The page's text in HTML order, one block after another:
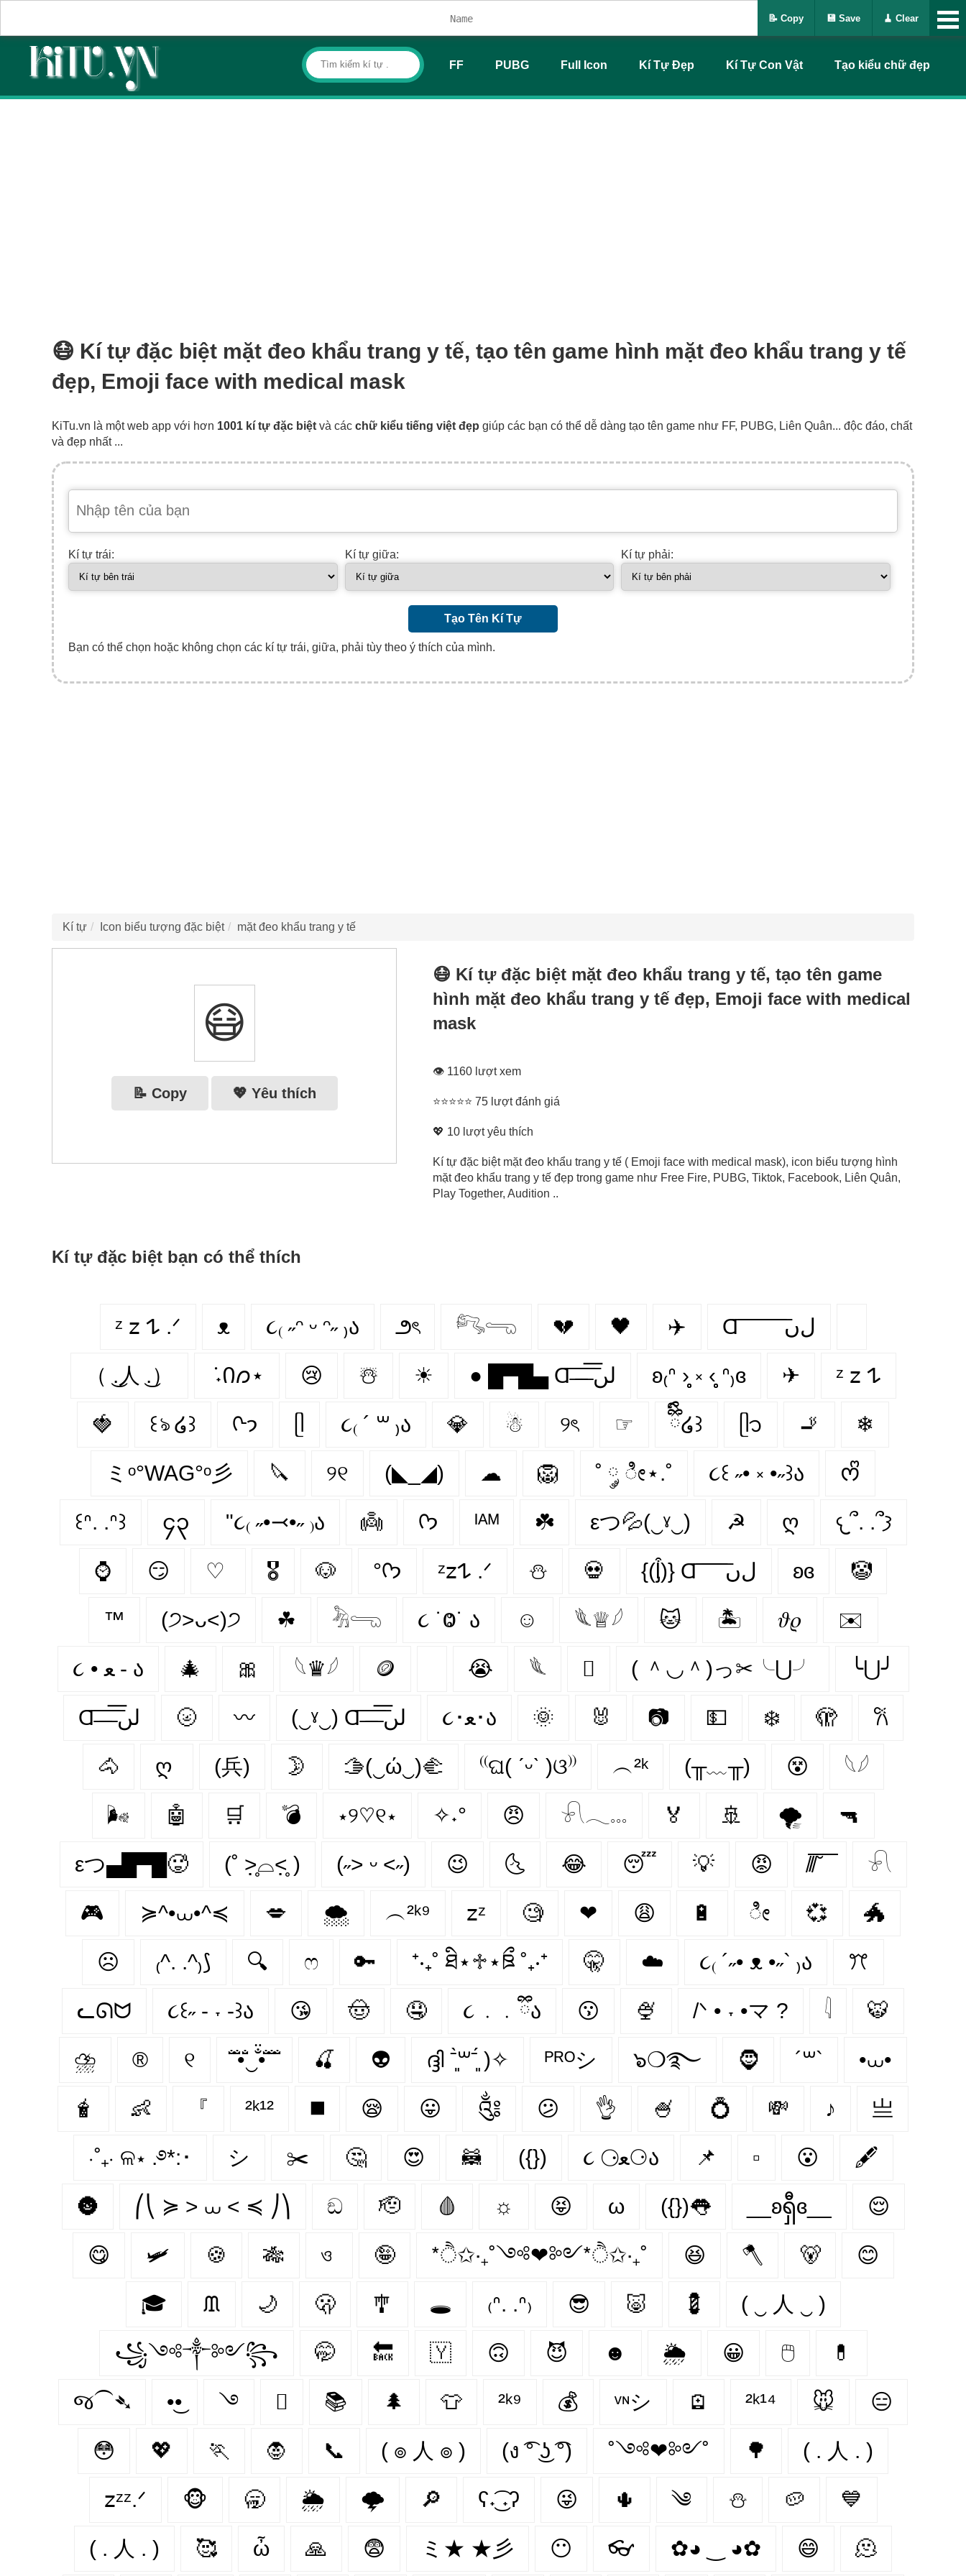
FF PUBG Full Icon Kí Tự Đẹp Kí Tự Con Vật Tạo kiểu chữ đẹp
😷 Kí tự đặc biệt mặt đeo khẩu trang y tế, tạo tên game hình mặt đeo khẩu trang y tế
đẹp, Emoji face with medical mask
KiTu.vn là một web app với hơn 1001 kí tự đặc biệt và các chữ kiểu tiếng việt đẹp giúp các bạn có thể dễ dàng tạo tên game như FF, PUBG, Liên Quân... độc đáo, chất
và đẹp nhất ...
Kí tự trái: Kí tự giữa: Kí tự phải:
Tạo Tên Kí Tự
Bạn có thể chọn hoặc không chọn các kí tự trái, giữa, phải tùy theo ý thích của mình.
Kí tự Icon biểu tượng đặc biệt mặt đeo khẩu trang y tế
😷
📝 Copy 💖 Yêu thích
😷 Kí tự đặc biệt mặt đeo khẩu trang y tế, tạo tên game
hình mặt đeo khẩu trang y tế đẹp, Emoji face with medical
mask
👁 1160 lượt xem
⭐⭐⭐⭐⭐ 75 lượt đánh giá
💖 10 lượt yêu thích
Kí tự đặc biệt mặt đeo khẩu trang y tế ( Emoji face with medical mask), icon biểu tượng hình
mặt đeo khẩu trang y tế đẹp trong game như Free Fire, PUBG, Tiktok, Facebook, Liên Quân,
Play Together, Audition ..
Kí tự đặc biệt bạn có thể thích
ᶻ 𝗓 𐰁 .ᐟ ᴥ ૮₍ ˶ᵔ ᵕ ᵔ˶ ₎ა ౨ৎ 𓀐𓂸 💔 🖤 ✈️ Ɑ͞ ͞ ͞ ͞ ͞ ͞ ͞ ͞ لﮞ
（ ͜.人 ͜.） ݁ ˖Ი𐑼⋆ 😢 ☃️ ☀ ● █▀█▄ Ɑ͞ ̶͞ ̶͞ ̶͞ لں͞ ʚ₍ᐢ ›̥̥̥ ༝ ‹̥̥̥ ᐢ₎ɞ ✈ ᶻ 𝗓 𐰁
🍓 ꒰ঌ ໒꒱ ᢉ𐭩 ૮₍ ´ ꒳ ₎ა 💎 ☃ ୨ৎ ☞ ྀིྀི໒꒱ ᥫ᭡ 🚬 ❄
ミᵒ°WAG°ᵒ彡 🔪 ୨୧ (◣_◢) ☁ 🦁 ˚ ༘ ೀ⋆.˚ ૮꒰ ˶• ༝ •˶꒱ა ᰔᩚ
꒰ᐢ. .ᐢ꒱ ၄၃ "૮₍ ˶•⤙•˶ ₎ა 👼 ᡣ𐭩 ᴵᴬᴹ ☘️ εつ💦(‿ˠ‿) ☭ ღ 𐔌՞. .՞𐦯
⌚ 😏 ♡ 🎖️ 🐶 °ᡣ𐭩 ᶻ𝗓𐰁 .ᐟ ⛄️ 💀 {(ᶅ͒)} Ɑ͞ ͞ ͞ ͞ ͞ ﻝﮞ ʚɞ 🤡
™️ (੭˃ᴗ˂)੭ ☘ 𓀓𓂸 ૮ ˙Ⱉ˙ ა ☺ 𓆰♕𓆪 🐱 🏝️ 𝜗𝜚 ✉️
૮ • ﻌ - ა 🎄 🎀 𓆩♛𓆪 🪙 😭 𓆰 🫆 ( ＾◡＾)っ✂╰⋃╯ ╰⋃╯
Ɑ͞ ̶͞ ̶͞ ̶͞ لں͞ 🌝 〰 (‿ˠ‿) Ɑ͞ ̶͞ ̶͞ ̶͞ لں͞ ૮･ﻌ･ა 🌞 🐰 📷 💵 ❄️ 🫣 𐙚
🐴 ღ (兵) 🌛 🫱(‿ώ‿)🫲 ⁽⁽ଘ( ˊᵕˋ )ଓ⁾⁾ ︵²ᵏ (╥﹏╥) 😵‍ 𓆩𓆪
🌬 🤖 🛒 💣 ⋆୨♡୧⋆ ✧˖° 😠 𓍯𓂃𓏧 🏅 🚢 🌪 🔫
εつ▄█▀█🥵 (˚ ˃̣̣̥⌓˂̣̣̥ ) (˶˃ ᵕ ˂˶) 😉 🌜 😂 😴 💡 😡 ̸/̸̅̅ ̆̅ ̅̅ ̅̅ 𓍯
🎮 ≽^•⩊•^≼ 💋 🌨 ︵²ᵏ⁹ 𝗓ᶻ 🧐 ❤︎ 😩 🔋 ೀ 💞 🐲
☹ ₍^. .^₎⟆ 🔍 ෆ 🔑 ⁺‧₊˚ ཐི⋆♱⋆ཋྀ ˚₊‧⁺ 🤫 ☁️ ૮₍ ´˶• ᴥ •˶` ₎ა ꔫ
ᓚᘏᗢ ૮꒰˶ - ˕ -꒱ა 😘 🤠 🤤 ૮ ․ ․ ྀིა 😗 🍨 /ᐠ • ˕ •マ ? 𓇋 🐯
⛈ ®️ ୧ ̐̈ ̐̈•̐̈‿̐̈•̐̈ ̐̈ ̐̈ 🍒 👽 ദ്ദി ˉ͈̀꒳ˉ͈́ )✧ ᴾᴿᴼシ ๖❍࿐ 🧔 ´꒳` •⩊•
🧋 👶 『 ²ᵏ¹² ◼️ 😪 😛 ༃ 😕 👌 🍧 💍 💸 ♪ 亗
⋅˚₊‧ ଳ⋆ .࿔*:･ シ ✂️ 🤔 😍 🦝 ({}) ૮ ⚆ﻌ⚆ა 📌 ▫️ 😮 🖋
🌚 ⎛⎝ ≽ > ⩊ < ≼ ⎠⎞ ඞ 🫡 🩸 ☼ 😝 ω ({})👅 __ʚရှီɞ__ 😌
😋 🛩 🍪 🎋 ও 🤪 *ੈ✩‧₊˚༺❤︎༻*ੈ✩‧₊˚ 😆 🪓 🐻‍ 😊
🎓 ᙢ 🌙 🫢 🎐 🕳️ ₍ᐢ. .ᐢ₎ 😎 🐷 💈 ( ‿ 人 ‿ )
꧁༺༒༻꧂ 🤭 🔙 🇾‌ 🙃 😈 ☻ 🌦️ 😀 🖱 💊
જ⁀➴ •͜• ࿓ 🪾 📚 🌲 👕 ²ᵏ⁹ 💰 ᵛᶰシ 🪫 ²ᵏ¹⁴ 🐭 😑
😳 💖 🏃 🧛 📞 ( ๏ 人 ๏ ) (ง ͡° ͜ʖ ͡°) ˚༺❤︎༻˚ 🌳 ( . 人 . )
𝗓ᶻᶻ.ᐟ 🐵 🥱 🌦 🌩 🔎 ʕ˖͜͡ ˖ʔ 😜 🌵 ༄ ⛄ 🥔 💙
( . 人 . ) 🥰 ὦ 🙏 😨 ミ★ ★彡 😶‍ 👓 ✿◕ ‿ ◕✿ 😄 🫠
📝 Copy 💾 Save 🧹 Clear